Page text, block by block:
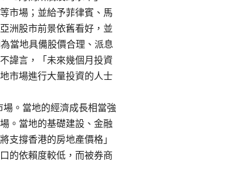
市場；並給予菲律賓、馬
洲股市前景依舊看好，並
當地具備股價合理、派息
諱言，「未來幾個月投資
市場進行大量投資的人士
場。當地的經濟成長相當強
。當地的基礎建設、金融
支撐香港的房地產價格」
的依賴度較低，而被券商